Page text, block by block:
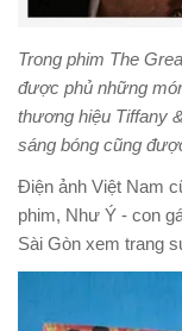
Trong phim The
được phủ những
thương hiệu Tiffany
sáng bóng cũng
Điện ảnh Việt Nam
phim, Như Ý - con
Sài Gòn xem trang